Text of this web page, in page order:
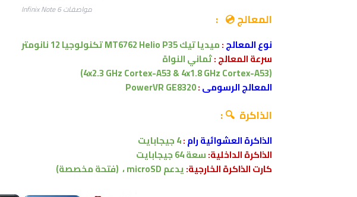
مواصفات Infinix Note 6
المعالج 💿 :
نوع المعالج:ميديا تيكMT6762 Helio P35تكنولوجيا 12 نانومتر
سرعة المعالج :ثماني النواة
(4x2.3 GHz Cortex-A53 & 4x1.8 GHz Cortex-A53)
المعالج الرسومى:
PowerVR GE8320
الذاكرة 🔍 :
الذاكرة العشوائية رام:
4جيجابايت
الذاكرة الداخلية:سعة64 جيجابايت
كارت الذاكرة الخارجية:يدعمmicroSD ، (فتحة مخصصة)